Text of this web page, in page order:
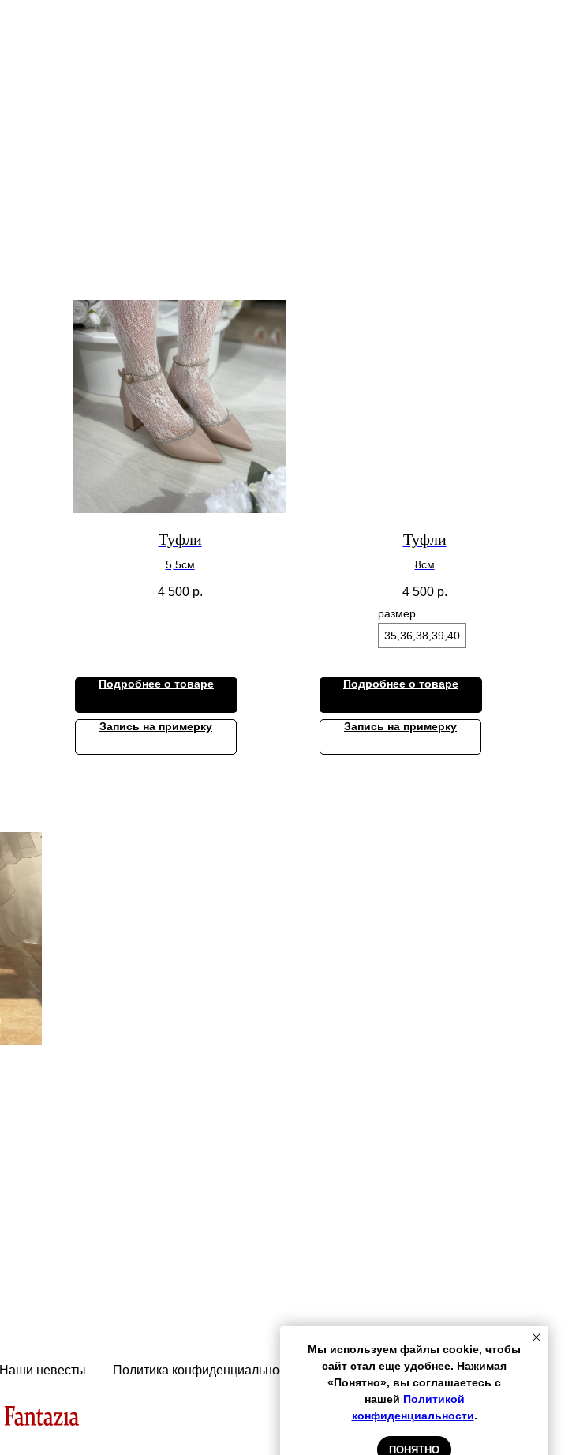
Туфли
5,5см
4 500 р.
Подробнее о товаре
Запись на примерку
Туфли
8см
4 500 р.
размер
35,36,38,39,40
Подробнее о товаре
Запись на примерку
Наши невесты Политика конфиденциальности
Мы используем файлы cookie, чтобы
сайт стал еще удобнее. Нажимая
«Понятно», вы соглашаетесь с
нашей Политикой
конфиденциальности.
ПОНЯТНО